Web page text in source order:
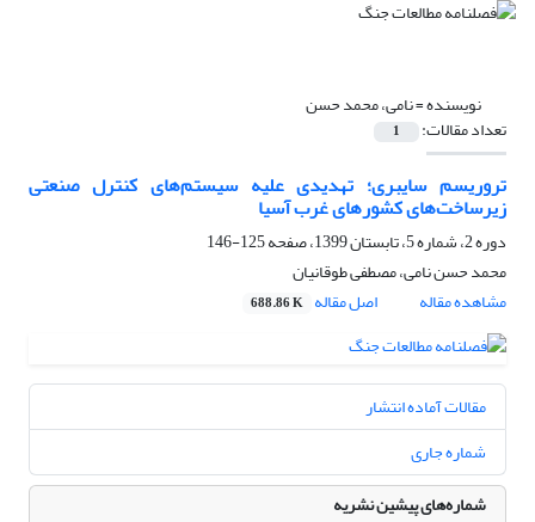
نویسنده =نامی، محمد حسن
تعداد مقالات: 1
تروریسم سایبری؛ تهدیدی علیه سیستم‌های کنترل صنعتی
زیرساخت‌های کشورهای غرب آسیا
دوره 2، شماره 5، تابستان 1399، صفحه
125-146
محمد حسن نامی، مصطفی طوقانیان
مشاهده مقاله
اصل مقاله 688.86 K
مقالات آماده انتشار
شماره جاری
شماره‌های پیشین نشریه